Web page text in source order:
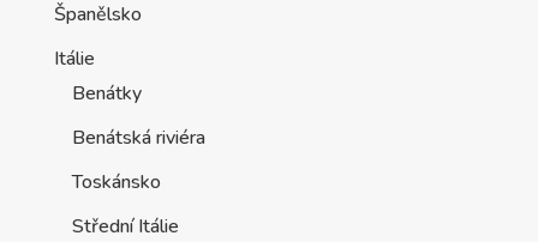
Španělsko
Itálie
Benátky
Benátská riviéra
Toskánsko
Střední Itálie